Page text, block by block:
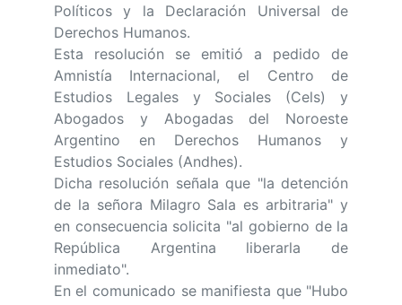
Políticos y la Declaración Universal de
Derechos Humanos.
Esta resolución se emitió a pedido de
Amnistía Internacional, el Centro de
Estudios Legales y Sociales (Cels) y
Abogados y Abogadas del Noroeste
Argentino en Derechos Humanos y
Estudios Sociales (Andhes).
Dicha resolución señala que "la detención
de la señora Milagro Sala es arbitraria" y
en consecuencia solicita "al gobierno de la
República Argentina liberarla de
inmediato".
En el comunicado se manifiesta que "Hubo